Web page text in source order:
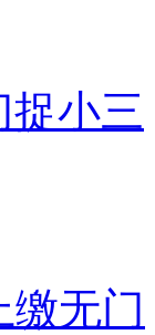
捉小三
缴无门